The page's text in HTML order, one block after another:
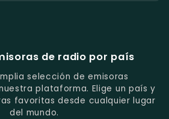
Estación
De
Los
Deportes
En
Guayaquil.
Populares
Y
Folclore
En
Azogues.
de radio por país
selección de emisoras
plataforma. Elige un país y
favoritas desde cualquier lugar
del mundo.